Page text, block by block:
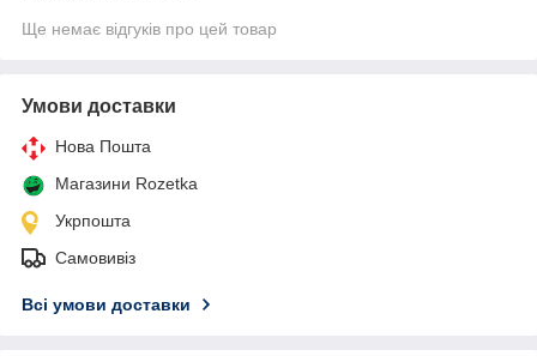
Ще немає відгуків про цей товар
Умови доставки
Нова Пошта
Магазини Rozetka
Укрпошта
Самовивіз
Всі умови доставки